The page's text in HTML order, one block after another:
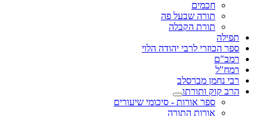
חכמים
תורה שבעל פה
תורת הקבלה
תפילה
ספר הכוזרי לרבי יהודה הלוי
רמב"ם
רמח"ל
רבי נחמן מברסלב
הרב קוק ותורתו
ספר אורות - סיכומי שיעורים
אורות התורה